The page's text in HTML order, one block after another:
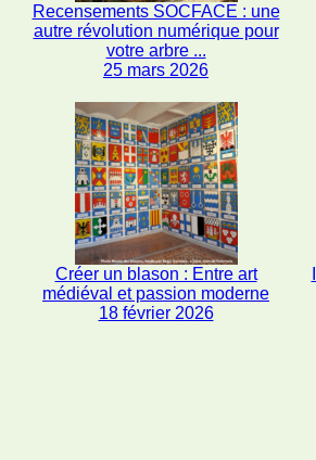
Recensements SOCFACE : une
autre révolution numérique pour
votre arbre ...
25 mars 2026
Créer un blason : Entre art
médiéval et passion moderne
18 février 2026